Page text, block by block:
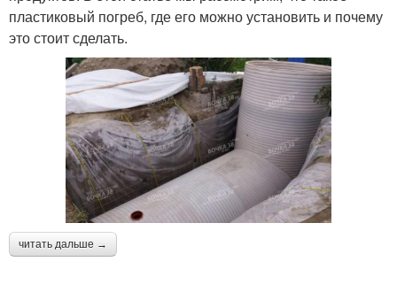
пластиковый погреб, где его можно установить и почему
это стоит сделать.
читать дальше →